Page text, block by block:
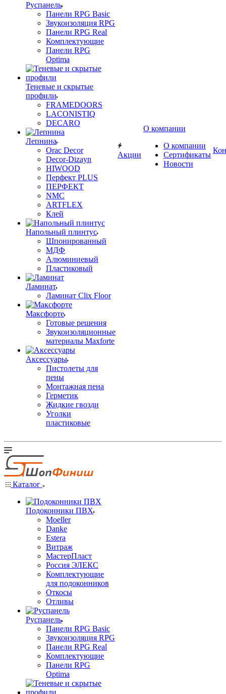
Руспанель
Панели RPG Basic
Звукоизоляция RPG
Панели RPG Real
Комплектующие
Панели RPG
Optima
Теневые и скрытые
профили
FRAMEDOORS
LACONISTIQ
DECARO
Лепнина
Orac Decor
Decor-Dizayn
HIWOOD
Перфект PLUS
ПЕРФЕКТ
NMC
ARTFLEX
Клей
Напольный плинтус
Шпонированный
МДФ
Алюминиевый
Пластиковый
Ламинат
Ламинат Clix Floor
Максфорте
Готовые решения
Звукоизоляционные
материалы Maxforte
Аксессуары
Пистолеты для
пены
Монтажная пена
Герметик
Жидкие гвозди
Уголки
пластиковые
Акции
О компании
О компании
Сертификаты
Новости
Каталог
Подоконники ПВХ
Moeller
Danke
Estera
Витраж
МастерПласт
Россия ЭЛЕКС
Комплектующие
для подоконников
Откосы
Отливы
Руспанель
Панели RPG Basic
Звукоизоляция RPG
Панели RPG Real
Комплектующие
Панели RPG
Optima